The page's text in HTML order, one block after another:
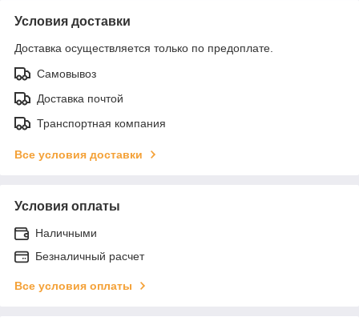
Условия доставки
Доставка осуществляется только по предоплате.
Самовывоз
Доставка почтой
Транспортная компания
Все условия доставки
Условия оплаты
Наличными
Безналичный расчет
Все условия оплаты